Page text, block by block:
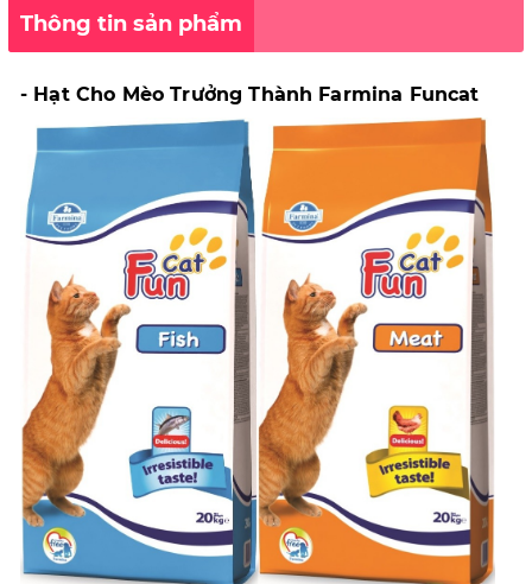
Thông tin sản phẩm
- Hạt Cho Mèo Trưởng Thành Farmina Funcat